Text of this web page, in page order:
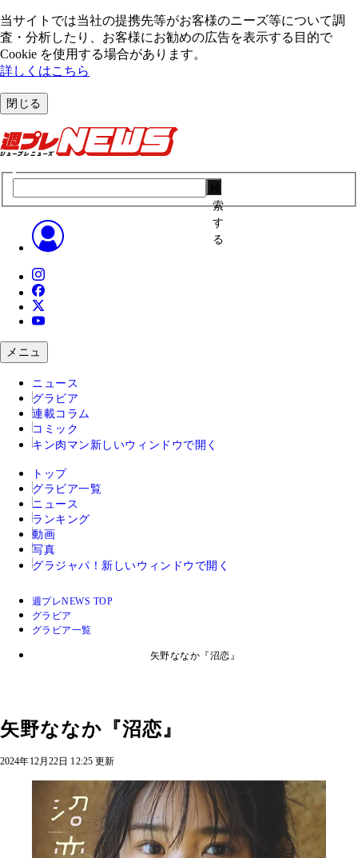
当サイトでは当社の提携先等がお客様のニーズ等について調
査・分析したり、お客様にお勧めの広告を表⽰する⽬的で
Cookie を使⽤する場合があります。
詳しくはこちら
閉じる
索
す
る
メニュ
ニュース
グラビア
連載コラム
コミック
キン肉マン 新しいウィンドウで開く
トップ
グラビア一覧
ニュース
ランキング
動画
写真
グラジャパ！ 新しいウィンドウで開く
週プレNEWS TOP
グラビア
グラビア一覧
矢野ななか『沼恋』
矢野ななか『沼恋』
2024年12月22日 12:25 更新